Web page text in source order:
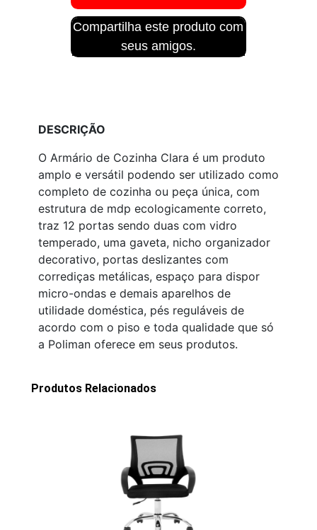
Compartilha este produto com
seus amigos.
DESCRIÇÃO
O Armário de Cozinha Clara é um produto
amplo e versátil podendo ser utilizado como
completo de cozinha ou peça única, com
estrutura de mdp ecologicamente correto,
traz 12 portas sendo duas com vidro
temperado, uma gaveta, nicho organizador
decorativo, portas deslizantes com
corrediças metálicas, espaço para dispor
micro-ondas e demais aparelhos de
utilidade doméstica, pés reguláveis de
acordo com o piso e toda qualidade que só
a Poliman oferece em seus produtos.
Produtos Relacionados